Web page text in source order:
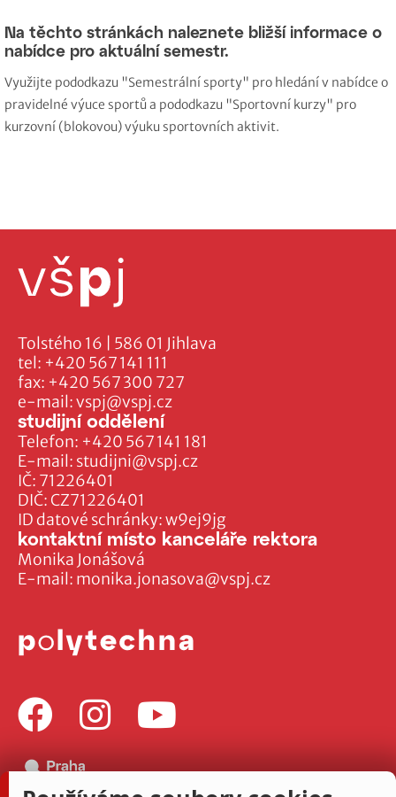
Na těchto stránkách naleznete bližší informace o
nabídce pro aktuální semestr.
Využijte pododkazu "Semestrální sporty" pro hledání v nabídce o
pravidelné výuce sportů a pododkazu "Sportovní kurzy" pro
kurzovní (blokovou) výuku sportovních aktivit.
Tolstého 16 | 586 01 Jihlava
tel: +420 567 141 111
fax: +420 567 300 727
e-mail:vspj@vspj.cz
IČ: 71226401
DIČ: CZ71226401
ID datové schránky: w9ej9jg
studijní oddělení
Telefon: +420 567 141 181
E-mail: studijni@vspj.cz
kontaktní místo kanceláře rektora
Monika Jonášová
E-mail: monika.jonasova@vspj.cz